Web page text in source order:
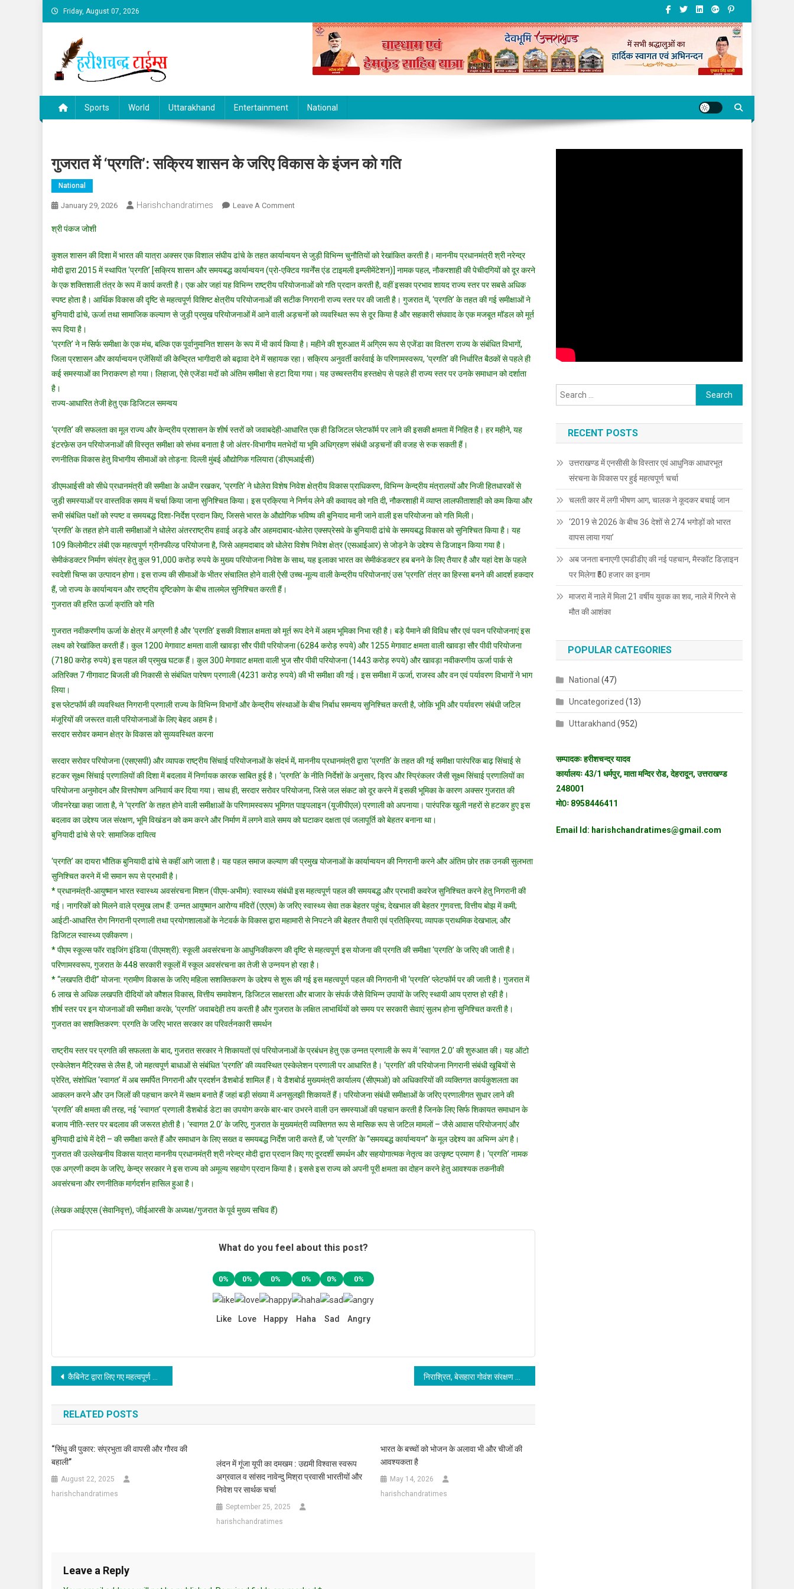
Skip
to
Friday, August 07, 2026
Sports World Uttarakhand Entertainment National
गुजरात में ‘प्रगति’: सक्रिय शासन के जरिए विकास के इंजन को गति
National
January 29, 2026 Harishchandratimes Leave A CommentOn
सक्रिय
शासन
के
जरिए
विकास
इंजन
को
श्री पंकज जोशी
कुशल शासन की दिशा में भारत की यात्रा अक्सर एक विशाल संघीय ढांचे के तहत कार्यान्वयन से जुड़ी विभिन्न चुनौतियों को रेखांकित करती है। माननीय प्रधानमंत्री श्री नरेन्द्र
मोदी द्वारा 2015 में स्थापित ‘प्रगति’ [सक्रिय शासन और समयबद्ध कार्यान्वयन (प्रो-एक्टिव गवर्नेंस एंड टाइमली इम्प्लीमेंटेशन)] नामक पहल, नौकरशाही की पेचीदगियों को दूर करने
के एक शक्तिशाली तंत्र के रूप में कार्य करती है। एक ओर जहां यह विभिन्न राष्ट्रीय परियोजनाओं को गति प्रदान करती है, वहीं इसका प्रभाव शायद राज्य स्तर पर सबसे अधिक
स्पष्ट होता है। आर्थिक विकास की दृष्टि से महत्वपूर्ण विशिष्ट क्षेत्रीय परियोजनाओं की सटीक निगरानी राज्य स्तर पर की जाती है। गुजरात में, ‘प्रगति’ के तहत की गई समीक्षाओं ने
बुनियादी ढांचे, ऊर्जा तथा सामाजिक कल्याण से जुड़ी प्रमुख परियोजनाओं में आने वाली अड़चनों को व्यवस्थित रूप से दूर किया है और सहकारी संघवाद के एक मजबूत मॉडल को मूर्त
रूप दिया है।
‘प्रगति’ ने न सिर्फ समीक्षा के एक मंच, बल्कि एक पूर्वानुमानित शासन के रूप में भी कार्य किया है। महीने की शुरुआत में अग्रिम रूप से एजेंडा का वितरण राज्य के संबंधित विभागों,
जिला प्रशासन और कार्यान्वयन एजेंसियों की केन्द्रित भागीदारी को बढ़ावा देने में सहायक रहा। सक्रिय अनुवर्ती कार्रवाई के परिणामस्वरूप, ‘प्रगति’ की निर्धारित बैठकों से पहले ही
कई समस्याओं का निराकरण हो गया। लिहाजा, ऐसे एजेंडा मदों को अंतिम समीक्षा से हटा दिया गया। यह उच्चस्तरीय हस्तक्षेप से पहले ही राज्य स्तर पर उनके समाधान को दर्शाता
है।
राज्य-आधारित तेजी हेतु एक डिजिटल समन्वय
‘प्रगति’ की सफलता का मूल राज्य और केन्द्रीय प्रशासन के शीर्ष स्तरों को जवाबदेही-आधारित एक ही डिजिटल प्लेटफॉर्म पर लाने की इसकी क्षमता में निहित है। हर महीने, यह
इंटरफ़ेस उन परियोजनाओं की विस्तृत समीक्षा को संभव बनाता है जो अंतर-विभागीय मतभेदों या भूमि अधिग्रहण संबंधी अड़चनों की वजह से रुक सकती हैं।
रणनीतिक विकास हेतु विभागीय सीमाओं को तोड़ना: दिल्ली मुंबई औद्योगिक गलियारा (डीएमआईसी)
डीएमआईसी को सीधे प्रधानमंत्री की समीक्षा के अधीन रखकर, ‘प्रगति’ ने धोलेरा विशेष निवेश क्षेत्रीय विकास प्राधिकरण, विभिन्न केन्द्रीय मंत्रालयों और निजी हितधारकों से
जुड़ी समस्याओं पर वास्तविक समय में चर्चा किया जाना सुनिश्चित किया। इस प्रक्रिया ने निर्णय लेने की कवायद को गति दी, नौकरशाही में व्याप्त लालफीताशाही को कम किया और
सभी संबंधित पक्षों को स्पष्ट व समयबद्ध दिशा-निर्देश प्रदान किए, जिससे भारत के औद्योगिक भविष्य की बुनियाद मानी जाने वाली इस परियोजना को गति मिली।
‘प्रगति’ के तहत होने वाली समीक्षाओं ने धोलेरा अंतरराष्ट्रीय हवाई अड्डे और अहमदाबाद-धोलेरा एक्सप्रेसवे के बुनियादी ढांचे के समयबद्ध विकास को सुनिश्चित किया है। यह
109 किलोमीटर लंबी एक महत्वपूर्ण ग्रीनफील्ड परियोजना है, जिसे अहमदाबाद को धोलेरा विशेष निवेश क्षेत्र (एसआईआर) से जोड़ने के उद्देश्य से डिजाइन किया गया है।
सेमीकंडक्टर निर्माण संयंत्र हेतु कुल 91,000 करोड़ रुपये के मुख्य परियोजना निवेश के साथ, यह इलाका भारत का सेमीकंडक्टर हब बनने के लिए तैयार है और यहां देश के पहले
स्वदेशी चिप्स का उत्पादन होगा। इस राज्य की सीमाओं के भीतर संचालित होने वाली ऐसी उच्च-मूल्य वाली केन्द्रीय परियोजनाएं उस ‘प्रगति’ तंत्र का हिस्सा बनने की आदर्श हकदार
हैं, जो राज्य के कार्यान्वयन और राष्ट्रीय दृष्टिकोण के बीच तालमेल सुनिश्चित करती हैं।
गुजरात की हरित ऊर्जा क्रांति को गति
गुजरात नवीकरणीय ऊर्जा के क्षेत्र में अग्रणी है और ‘प्रगति’ इसकी विशाल क्षमता को मूर्त रूप देने में अहम भूमिका निभा रही है। बड़े पैमाने की विविध सौर एवं पवन परियोजनाएं इस
लक्ष्य को रेखांकित करती हैं। कुल 1200 मेगावाट क्षमता वाली खावड़ा सौर पीवी परियोजना (6284 करोड़ रुपये) और 1255 मेगावाट क्षमता वाली खावड़ा सौर पीवी परियोजना
(7180 करोड़ रुपये) इस पहल की प्रमुख घटक हैं। कुल 300 मेगावाट क्षमता वाली भुज सौर पीवी परियोजना (1443 करोड़ रुपये) और खावड़ा नवीकरणीय ऊर्जा पार्क से
अतिरिक्त 7 गीगावाट बिजली की निकासी से संबंधित पारेषण प्रणाली (4231 करोड़ रुपये) की भी समीक्षा की गई। इस समीक्षा में ऊर्जा, राजस्व और वन एवं पर्यावरण विभागों ने भाग
लिया।
इस प्लेटफॉर्म की व्यवस्थित निगरानी प्रणाली राज्य के विभिन्न विभागों और केन्द्रीय संस्थाओं के बीच निर्बाध समन्वय सुनिश्चित करती है, जोकि भूमि और पर्यावरण संबंधी जटिल
मंजूरियों की जरूरत वाली परियोजनाओं के लिए बेहद अहम है।
सरदार सरोवर कमान क्षेत्र के विकास को सुव्यवस्थित करना
सरदार सरोवर परियोजना (एसएसपी) और व्यापक राष्ट्रीय सिंचाई परियोजनाओं के संदर्भ में, माननीय प्रधानमंत्री द्वारा ‘प्रगति’ के तहत की गई समीक्षा पारंपरिक बाढ़ सिंचाई से
हटकर सूक्ष्म सिंचाई प्रणालियों की दिशा में बदलाव में निर्णायक कारक साबित हुई है। ‘प्रगति’ के नीति निर्देशों के अनुसार, ड्रिप और स्प्रिंकलर जैसी सूक्ष्म सिंचाई प्रणालियों का
परियोजना अनुमोदन और वित्तपोषण अनिवार्य कर दिया गया। साथ ही, सरदार सरोवर परियोजना, जिसे जल संकट को दूर करने में इसकी भूमिका के कारण अक्सर गुजरात की
जीवनरेखा कहा जाता है, ने ‘प्रगति’ के तहत होने वाली समीक्षाओं के परिणामस्वरूप भूमिगत पाइपलाइन (यूजीपीएल) प्रणाली को अपनाया। पारंपरिक खुली नहरों से हटकर हुए इस
बदलाव का उद्देश्य जल संरक्षण, भूमि विखंडन को कम करने और निर्माण में लगने वाले समय को घटाकर दक्षता एवं जलापूर्ति को बेहतर बनाना था।
बुनियादी ढांचे से परे: सामाजिक दायित्व
‘प्रगति’ का दायरा भौतिक बुनियादी ढांचे से कहीं आगे जाता है। यह पहल समाज कल्याण की प्रमुख योजनाओं के कार्यान्वयन की निगरानी करने और अंतिम छोर तक उनकी सुलभता
सुनिश्चित करने में भी समान रूप से प्रभावी है।
* प्रधानमंत्री-आयुष्मान भारत स्वास्थ्य अवसंरचना मिशन (पीएम-अभीम): स्वास्थ्य संबंधी इस महत्वपूर्ण पहल की समयबद्ध और प्रभावी कवरेज सुनिश्चित करने हेतु निगरानी की
गई। नागरिकों को मिलने वाले प्रमुख लाभ हैं: उन्नत आयुष्मान आरोग्य मंदिरों (एएएम) के जरिए स्वास्थ्य सेवा तक बेहतर पहुंच; देखभाल की बेहतर गुणवत्ता; वित्तीय बोझ में कमी;
आईटी-आधारित रोग निगरानी प्रणाली तथा प्रयोगशालाओं के नेटवर्क के विकास द्वारा महामारी से निपटने की बेहतर तैयारी एवं प्रतिक्रिया; व्यापक प्राथमिक देखभाल; और
डिजिटल स्वास्थ्य एकीकरण।
* पीएम स्कूल्स फॉर राइजिंग इंडिया (पीएमश्री): स्कूली अवसंरचना के आधुनिकीकरण की दृष्टि से महत्वपूर्ण इस योजना की प्रगति की समीक्षा ‘प्रगति’ के जरिए की जाती है।
परिणामस्वरूप, गुजरात के 448 सरकारी स्कूलों में स्कूल अवसंरचना का तेजी से उन्नयन हो रहा है।
* “लखपति दीदी” योजना: ग्रामीण विकास के जरिए महिला सशक्तिकरण के उद्देश्य से शुरू की गई इस महत्वपूर्ण पहल की निगरानी भी ‘प्रगति’ प्लेटफॉर्म पर की जाती है। गुजरात में
6 लाख से अधिक लखपति दीदियों को कौशल विकास, वित्तीय समावेशन, डिजिटल साक्षरता और बाजार के संपर्क जैसे विभिन्न उपायों के जरिए स्थायी आय प्राप्त हो रही है।
शीर्ष स्तर पर इन योजनाओं की समीक्षा करके, ‘प्रगति’ जवाबदेही तय करती है और गुजरात के लक्षित लाभार्थियों को समय पर सरकारी सेवाएं सुलभ होना सुनिश्चित करती है।
गुजरात का सशक्तिकरण: प्रगति के जरिए भारत सरकार का परिवर्तनकारी समर्थन
राष्ट्रीय स्तर पर प्रगति की सफलता के बाद, गुजरात सरकार ने शिकायतों एवं परियोजनाओं के प्रबंधन हेतु एक उन्नत प्रणाली के रूप में ‘स्वागत 2.0’ की शुरुआत की। यह ऑटो
एस्केलेशन मैट्रिक्स से लैस है, जो महत्वपूर्ण बाधाओं से संबंधित ‘प्रगति’ की व्यवस्थित एस्केलेशन प्रणाली पर आधारित है। ‘प्रगति’ की परियोजना निगरानी संबंधी खूबियों से
प्रेरित, संशोधित ‘स्वागत’ में अब समर्पित निगरानी और प्रदर्शन डैशबोर्ड शामिल हैं। ये डैशबोर्ड मुख्यमंत्री कार्यालय (सीएमओ) को अधिकारियों की व्यक्तिगत कार्यकुशलता का
आकलन करने और उन जिलों की पहचान करने में सक्षम बनाते हैं जहां बड़ी संख्या में अनसुलझी शिकायतें हैं। परियोजना संबंधी समीक्षाओं के जरिए प्रणालीगत सुधार लाने की
‘प्रगति’ की क्षमता की तरह, नई ‘स्वागत’ प्रणाली डैशबोर्ड डेटा का उपयोग करके बार-बार उभरने वाली उन समस्याओं की पहचान करती है जिनके लिए सिर्फ शिकायत समाधान के
बजाय नीति-स्तर पर बदलाव की जरूरत होती है। ‘स्वागत 2.0’ के जरिए, गुजरात के मुख्यमंत्री व्यक्तिगत रूप से मासिक रूप से जटिल मामलों – जैसे आवास परियोजनाएं और
बुनियादी ढांचे में देरी – की समीक्षा करते हैं और समाधान के लिए सख्त व समयबद्ध निर्देश जारी करते हैं, जो ‘प्रगति’ के “समयबद्ध कार्यान्वयन” के मूल उद्देश्य का अभिन्न अंग है।
गुजरात की उल्लेखनीय विकास यात्रा माननीय प्रधानमंत्री श्री नरेन्द्र मोदी द्वारा प्रदान किए गए दूरदर्शी समर्थन और सहयोगात्मक नेतृत्व का उत्कृष्ट प्रमाण है। ‘प्रगति’ नामक
एक अग्रणी कदम के जरिए, केन्द्र सरकार ने इस राज्य को अमूल्य सहयोग प्रदान किया है। इससे इस राज्य को अपनी पूरी क्षमता का दोहन करने हेतु आवश्यक तकनीकी
अवसंरचना और रणनीतिक मार्गदर्शन हासिल हुआ है।
(लेखक आईएएस (सेवानिवृत्त), जीईआरसी के अध्यक्ष/गुजरात के पूर्व मुख्य सचिव हैं)
What do you feel about this post?
0%
Like
0%
Love
0%
Happy
0%
Haha
0%
Sad
0%
Angry
Post
navigation
कैबिनेट द्वारा लिए गए महत्वपूर्ण निर्णय।
RELATED POSTS
“सिंधु की पुकार: संप्रभुता की वापसी और गौरव की
बहाली”
August 22, 2025
harishchandratimes
लंदन में गूंजा यूपी का दमखम : उद्यमी विश्वास स्वरूप
अग्रवाल व सांसद नावेन्दु मिश्रा प्रवासी भारतीयों और
निवेश पर सार्थक चर्चा
September 25, 2025
harishchandratimes
भारत के बच्चों को भोजन के अलावा भी और चीजों की
आवश्यकता है
May 14, 2026
harishchandratimes
Leave a Reply
Search
for:
RECENT POSTS
उत्तराखण्ड में एनसीसी के विस्तार एवं आधुनिक आधारभूत
संरचना के विकास पर हुई महत्वपूर्ण चर्चा
चलती कार में लगी भीषण आग, चालक ने कूदकर बचाई जान
‘2019 से 2026 के बीच 36 देशों से 274 भगोड़ों को भारत
वापस लाया गया’
अब जनता बनाएगी एमडीडीए की नई पहचान, मैस्कॉट डिज़ाइन
पर मिलेगा ₹50 हजार का इनाम
माजरा में नाले में मिला 21 वर्षीय युवक का शव, नाले में गिरने से
मौत की आशंका
POPULAR CATEGORIES
National (47)
Uncategorized (13)
Uttarakhand (952)
सम्पादकः हरीशचन्द्र यादव
कार्यालयः 43/1 धर्मपुर, माता मन्दिर रोड, देहरादून, उत्तराखण्ड
248001
मो0ः 8958446411
Email Id: harishchandratimes@gmail.com